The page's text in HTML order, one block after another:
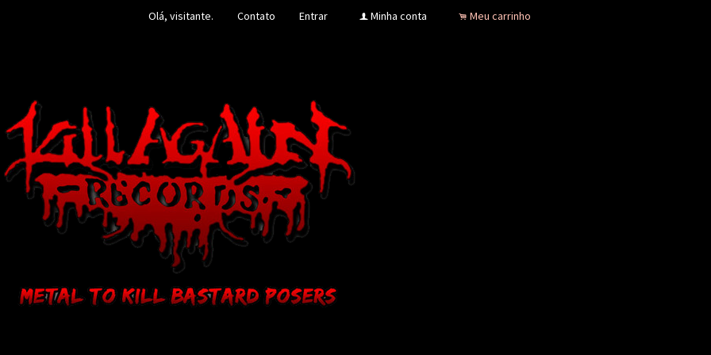
Olá, visitante. Contato Entrar f Minha conta . Meu carrinho